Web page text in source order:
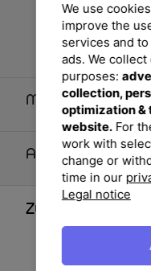
Maße
Zubehör
We use
improve the
services and
ads. We
purposes:
collection,
optimization &
website.For
work with
change or
time in our
Legal notice